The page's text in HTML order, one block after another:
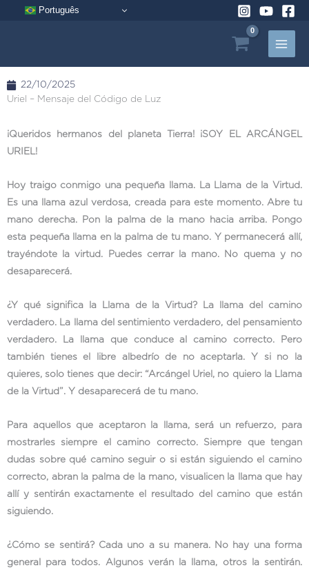
Português
22/10/2025
Uriel – Mensaje del Código de Luz
¡Queridos hermanos del planeta Tierra! ¡SOY EL ARCÁNGEL
URIEL!
Hoy traigo conmigo una pequeña llama. La Llama de la Virtud.
Es una llama azul verdosa, creada para este momento. Abre tu
mano derecha. Pon la palma de la mano hacia arriba. Pongo
esta pequeña llama en la palma de tu mano. Y permanecerá allí,
trayéndote la virtud. Puedes cerrar la mano. No quema y no
desaparecerá.
¿Y qué significa la Llama de la Virtud? La llama del camino
verdadero. La llama del sentimiento verdadero, del pensamiento
verdadero. La llama que conduce al camino correcto. Pero
también tienes el libre albedrío de no aceptarla. Y si no la
quieres, solo tienes que decir: “Arcángel Uriel, no quiero la Llama
de la Virtud”. Y desaparecerá de tu mano.
Para aquellos que aceptaron la llama, será un refuerzo, para
mostrarles siempre el camino correcto. Siempre que tengan
dudas sobre qué camino seguir o si están siguiendo el camino
correcto, abran la palma de la mano, visualicen la llama que hay
allí y sentirán exactamente el resultado del camino que están
siguiendo.
¿Cómo se sentirá? Cada uno a su manera. No hay una forma
general para todos. Algunos verán la llama, otros la sentirán.